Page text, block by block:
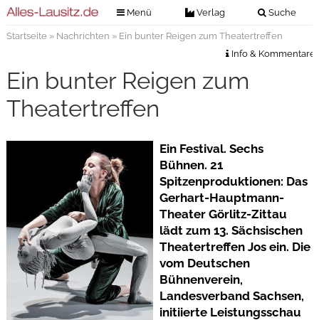
Menü Verlag Suche
Verlag
Kontakt
Impressum
Nachrichten
Veranstaltungstickets
Anzeigensuche
Digitale Ausgaben
Startseite» Nachrichten » Ein bunter Reigen zum Theatertreffen
Info & Kommentare
Ein bunter Reigen zum
Theatertreffen
Ein Festival. Sechs
Bühnen. 21
Spitzenproduktionen: Das
Gerhart-Hauptmann-
Theater Görlitz-Zittau
lädt zum 13. Sächsischen
Theatertreffen Jos ein. Die
vom Deutschen
Bühnenverein,
Landesverband Sachsen,
initiierte Leistungsschau